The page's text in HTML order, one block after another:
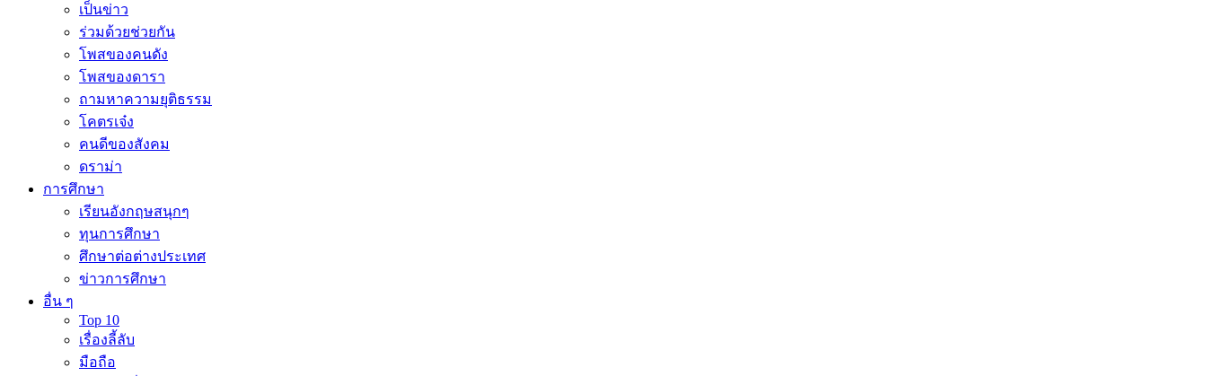
เป็นข่าว
ร่วมด้วยช่วยกัน
โพสของคนดัง
โพสของดารา
ถามหาความยุติธรรม
โคตรเจ๋ง
คนดีของสังคม
ดราม่า
การศึกษา
เรียนอังกฤษสนุกๆ
ทุนการศึกษา
ศึกษาต่อต่างประเทศ
ข่าวการศึกษา
อื่น ๆ
Top 10
เรื่องลี้ลับ
มือถือ